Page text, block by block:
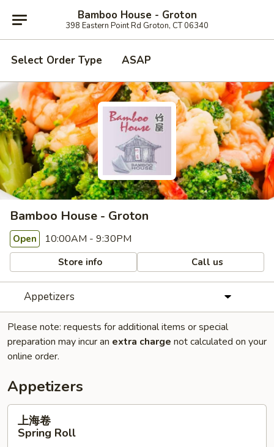
Bamboo House - Groton
398 Eastern Point Rd Groton, CT 06340
Select Order Type ASAP
Bamboo House - Groton
Open 10:00AM - 9:30PM
Store info Call us
Appetizers
Please note: requests for additional items or special
preparation may incur an extra charge not calculated on your
online order.
Appetizers
上海卷
Spring Roll